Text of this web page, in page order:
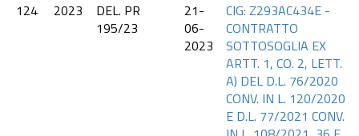
124
2023
DEL. PR
195/23
21-
06-
2023
CIG: Z293AC434E -
CONTRATTO
SOTTOSOGLIA EX
ARTT. 1, CO. 2, LETT.
A) DEL D.L. 76/2020
CONV. IN L. 120/2020
E D.L. 77/2021 CONV.